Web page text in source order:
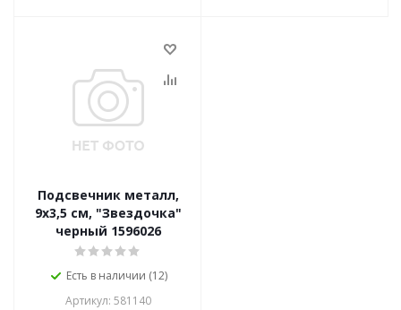
Подсвечник металл,
9х3,5 см, "Звездочка"
черный 1596026
Есть в наличии (12)
Артикул: 581140